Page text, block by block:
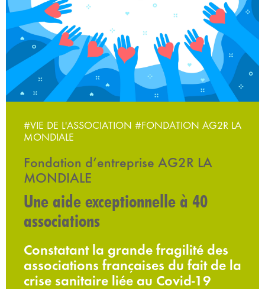
#VIE DE L'ASSOCIATION #FONDATION AG2R LA
MONDIALE
Fondation d’entreprise AG2R LA
MONDIALE
Une aide exceptionnelle à 40
associations
Constatant la grande fragilité des
associations françaises du fait de la
crise sanitaire liée au Covid-19